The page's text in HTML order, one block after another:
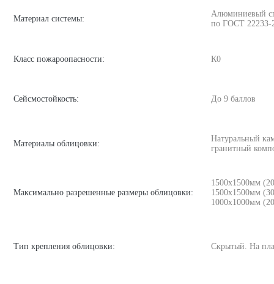
Материал системы:
Алюминиевый
по ГОСТ 22233-
Класс пожароопасности: К0
Сейсмостойкость: До 9 баллов
Материалы облицовки:
Натуральный
гранитный
Максимально разрешенные размеры облицовки:
1500х1500мм
1500х1500мм
1000х1000мм
Тип крепления облицовки: Скрытый. На